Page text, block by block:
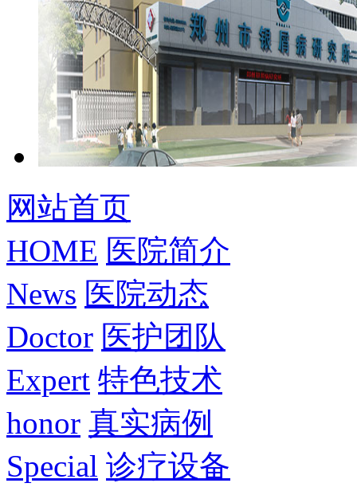
网站首页
HOME 医院简介
News 医院动态
Doctor 医护团队
Expert 特色技术
honor 真实病例
Special 诊疗设备